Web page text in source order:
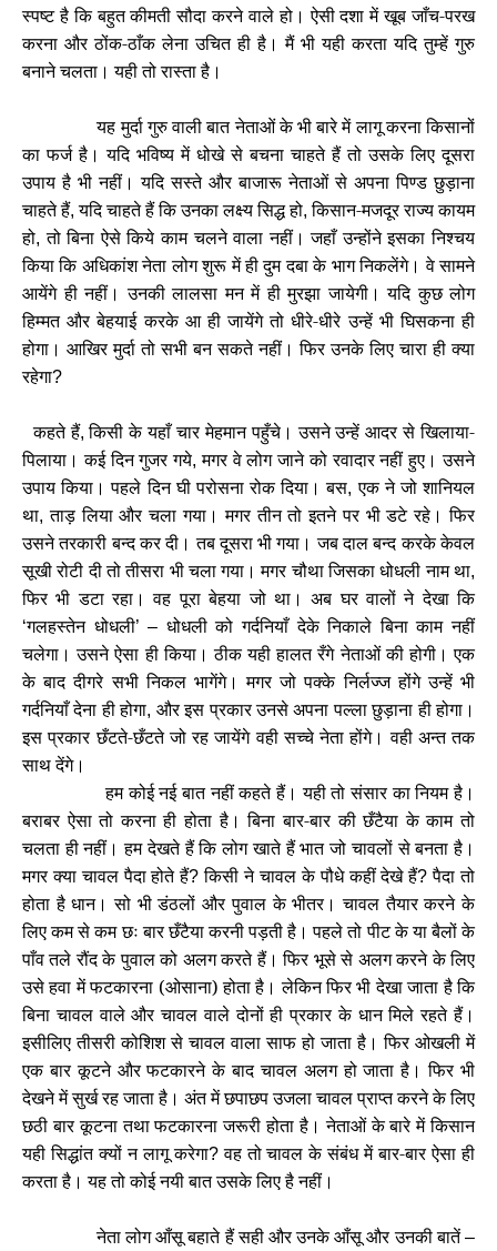
स्पष्ट है कि बहुत कीमती सौदा करने वाले हो। ऐसी दशा में खूब जाँच-परख
करना और ठोंक-ठाँक लेना उचित ही है। मैं भी यही करता यदि तुम्हें गुरु
बनाने चलता। यही तो रास्ता है।
यह मुर्दा गुरु वाली बात नेताओं के भी बारे में लागू करना किसानों
का फर्ज है। यदि भविष्य में धोखे से बचना चाहते हैं तो उसके लिए दूसरा
उपाय है भी नहीं। यदि सस्ते और बाजारू नेताओं से अपना पिण्ड छुड़ाना
चाहते हैं,यदि चाहते हैं कि उनका लक्ष्य सिद्ध हो,किसान-मजदूर राज्य कायम
हो,तो बिना ऐसे किये काम चलने वाला नहीं। जहाँ उन्होंने इसका निश्चय
किया कि अधिकांश नेता लोग शुरू में ही दुम दबा के भाग निकलेंगे। वे सामने
आयेंगे ही नहीं। उनकी लालसा मन में ही मुरझा जायेगी। यदि कुछ लोग
हिम्मत और बेहयाई करके आ ही जायेंगे तो धीरे-धीरे उन्हें भी घिसकना ही
होगा। आखिर मुर्दा तो सभी बन सकते नहीं। फिर उनके लिए चारा ही क्या
रहेगा?
कहते हैं,किसी के यहाँ चार मेहमान पहुँचे। उसने उन्हें आदर से खिलाया-
पिलाया। कई दिन गुजर गये,मगर वे लोग जाने को रवादार नहीं हुए। उसने
उपाय किया। पहले दिन घी परोसना रोक दिया। बस,एक ने जो शानियल
था,ताड़ लिया और चला गया। मगर तीन तो इतने पर भी डटे रहे। फिर
उसने तरकारी बन्द कर दी। तब दूसरा भी गया। जब दाल बन्द करके केवल
सूखी रोटी दी तो तीसरा भी चला गया। मगर चौथा जिसका धोधली नाम था,
फिर भी डटा रहा। वह पूरा बेहया जो था। अब घर वालों ने देखा कि
‘गलहस्तेन धोधली’ – धोधली को गर्दनियाँ देके निकाले बिना काम नहीं
चलेगा। उसने ऐसा ही किया। ठीक यही हालत रँगे नेताओं की होगी। एक
के बाद दीगरे सभी निकल भागेंगे। मगर जो पक्के निर्लज्ज होंगे उन्हें भी
गर्दनियाँ देना ही होगा, और इस प्रकार उनसे अपना पल्ला छुड़ाना ही होगा।
इस प्रकार छँटते-छँटते जो रह जायेंगे वही सच्चे नेता होंगे। वही अन्त तक
साथ देंगे।
हम कोई नई बात नहीं कहते हैं। यही तो संसार का नियम है।
बराबर ऐसा तो करना ही होता है। बिना बार-बार की छँटैया के काम तो
चलता ही नहीं। हम देखते हैं कि लोग खाते हैं भात जो चावलों से बनता है।
मगर क्या चावल पैदा होते हैं?किसी ने चावल के पौधे कहीं देखे हैं?पैदा तो
होता है धान। सो भी डंठलों और पुवाल के भीतर। चावल तैयार करने के
लिए कम से कम छः बार छँटैया करनी पड़ती है। पहले तो पीट के या बैलों के
पाँव तले रौंद के पुवाल को अलग करते हैं। फिर भूसे से अलग करने के लिए
उसे हवा में फटकारना (ओसाना) होता है। लेकिन फिर भी देखा जाता है कि
बिना चावल वाले और चावल वाले दोनों ही प्रकार के धान मिले रहते हैं।
इसीलिए तीसरी कोशिश से चावल वाला साफ हो जाता है। फिर ओखली में
एक बार कूटने और फटकारने के बाद चावल अलग हो जाता है। फिर भी
देखने में सुर्ख रह जाता है। अंत में छपाछप उजला चावल प्राप्त करने के लिए
छठी बार कूटना तथा फटकारना जरूरी होता है। नेताओं के बारे में किसान
यही सिद्धांत क्यों न लागू करेगा?वह तो चावल के संबंध में बार-बार ऐसा ही
करता है। यह तो कोई नयी बात उसके लिए है नहीं।
नेता लोग आँसू बहाते हैं सही और उनके आँसू और उनकी बातें–